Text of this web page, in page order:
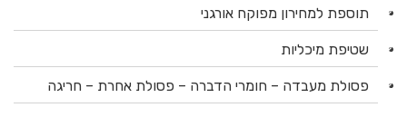
תוספת למחירון מפוקח אורגני
שטיפת מיכליות
פסולת מעבדה – חומרי הדברה – פסולת אחרת – חריגה